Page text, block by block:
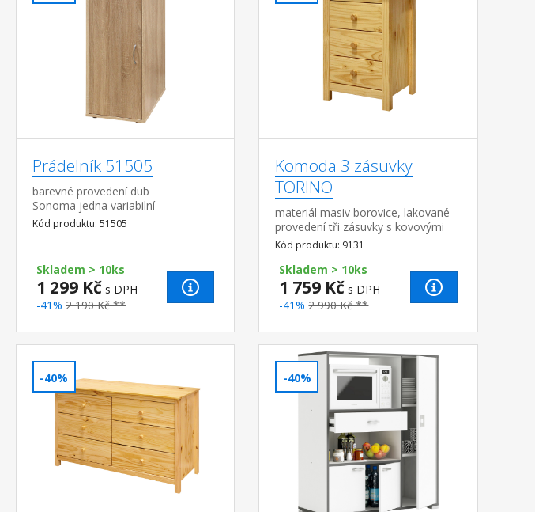
Prádelník 51505
barevné provedení dub
Sonoma jedna variabilní
police montáž dvířek možná na
levou i pravou stranu
Kód produktu: 51505
Skladem > 10ks
1 299 Kč s DPH
-41% 2 190 Kč **
Komoda 3 zásuvky
TORINO
materiál masiv borovice, lakované
provedení tři zásuvky s kovovými
pojezdy
Kód produktu: 9131
Skladem > 10ks
1 759 Kč s DPH
-41% 2 990 Kč **
-40% -40%